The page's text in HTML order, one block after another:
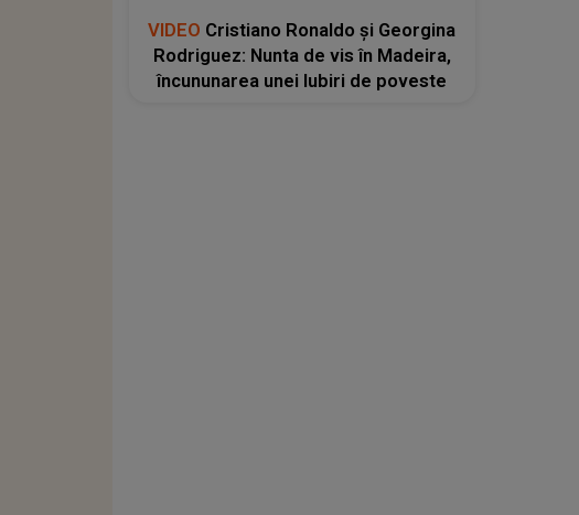
VIDEO Cristiano Ronaldo și Georgina
Rodriguez: Nunta de vis în Madeira,
încununarea unei Iubiri de poveste